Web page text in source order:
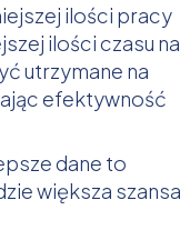
ilości pracy
ilości czasu na
utrzymane na
efektywność
dane to
większa szansa